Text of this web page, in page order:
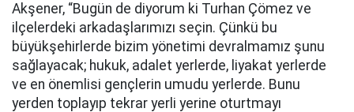
Akşener, “Bugün de diyorum ki Turhan Çömez ve
ilçelerdeki arkadaşlarımızı seçin. Çünkü bu
büyükşehirlerde bizim yönetimi devralmamız şunu
sağlayacak; hukuk, adalet yerlerde, liyakat yerlerde
ve en önemlisi gençlerin umudu yerlerde. Bunu
yerden toplayıp tekrar yerli yerine oturtmayı